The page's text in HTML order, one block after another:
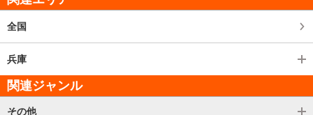
全国
兵庫
関連ジャンル
その他